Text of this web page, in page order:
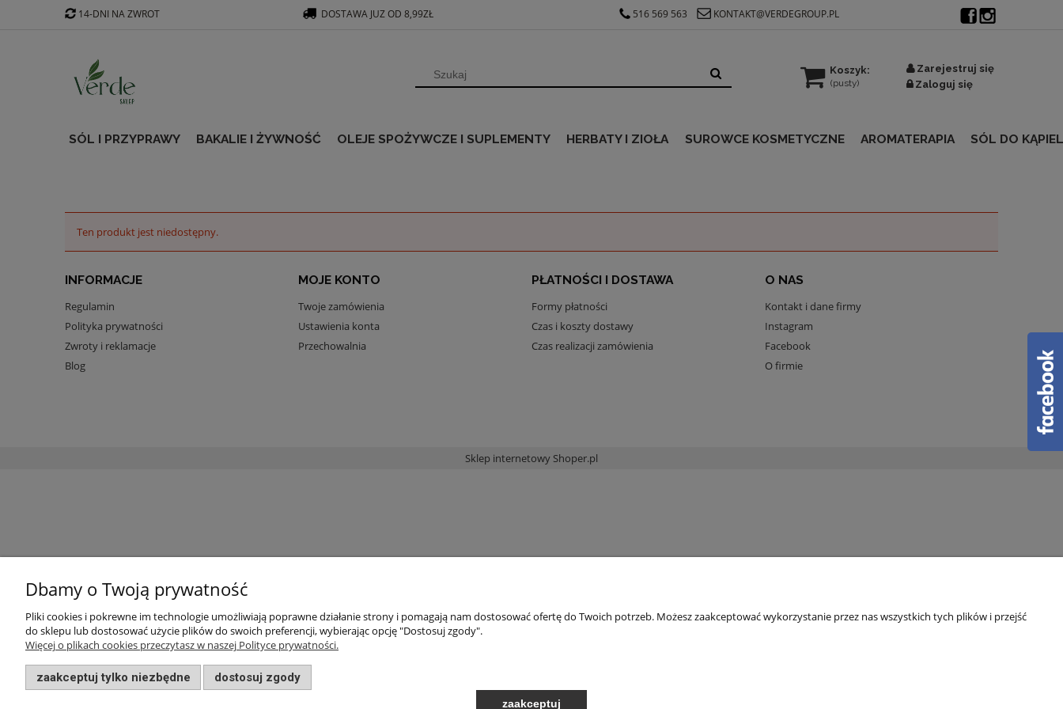
Zarejestruj się
Zaloguj się
Koszyk:
(pusty)
SÓL I PRZYPRAWY BAKALIE I ŻYWNOŚĆ OLEJE SPOŻYWCZE I SUPLEMENTY HERBATY I ZIOŁA SUROWCE KOSMETYCZNE AROMATERAPIA SÓL DO
14-DNI NA ZWROT DOSTAWA JUZ OD 8,99ZŁ 516 569 563 KONTAKT@VERDEGROUP.PL
Ten produkt jest niedostępny.
INFORMACJE
Regulamin
Polityka prywatności
Zwroty i reklamacje
Blog
MOJE KONTO
Twoje zamówienia
Ustawienia konta
Przechowalnia
PŁATNOŚCI I DOSTAWA
Formy płatności
Czas i koszty dostawy
Czas realizacji zamówienia
O NAS
Kontakt i dane firmy
Instagram
Facebook
O firmie
Sklep internetowy Shoper.pl
Dbamy o Twoją prywatność
Pliki cookies i pokrewne im technologie umożliwiają poprawne działanie strony i pomagają nam dostosować ofertę do Twoich potrzeb. Możesz zaakceptować wykorzystanie przez nas wszystkich tych plików i przejść
do sklepu lub dostosować użycie plików do swoich preferencji, wybierając opcję "Dostosuj zgody".
Więcej o plikach cookies przeczytasz w naszej Polityce prywatności.
zaakceptuj tylko niezbędne dostosuj zgody
zaakceptuj